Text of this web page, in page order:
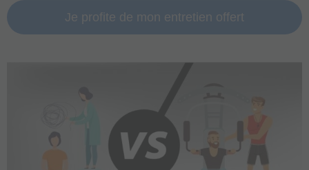
Je profite de mon entretien offert